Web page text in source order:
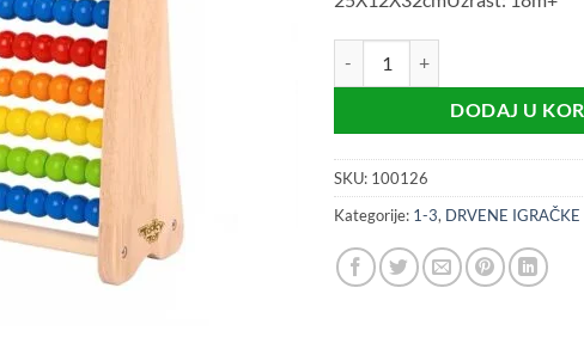
DODAJ U
SKU: 100126
Kategorije: 1-3, DRVENE IGRAČKE